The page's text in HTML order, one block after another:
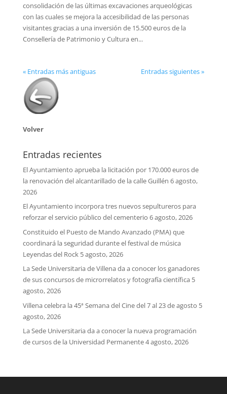
consolidación de las últimas excavaciones arqueológicas
con las cuales se mejora la accesibilidad de las personas
visitantes gracias a una inversión de 15.500 euros de la
Consellería de Patrimonio y Cultura en...
« Entradas más antiguas Entradas siguientes »
Volver
Entradas recientes
El Ayuntamiento aprueba la licitación por 170.000 euros de
la renovación del alcantarillado de la calle Guillén 6 agosto,
2026
El Ayuntamiento incorpora tres nuevos sepultureros para
reforzar el servicio público del cementerio 6 agosto, 2026
Constituido el Puesto de Mando Avanzado (PMA) que
coordinará la seguridad durante el festival de música
Leyendas del Rock 5 agosto, 2026
La Sede Universitaria de Villena da a conocer los ganadores
de sus concursos de microrrelatos y fotografía científica 5
agosto, 2026
Villena celebra la 45ª Semana del Cine del 7 al 23 de agosto 5
agosto, 2026
La Sede Universitaria da a conocer la nueva programación
de cursos de la Universidad Permanente4 agosto, 2026